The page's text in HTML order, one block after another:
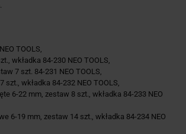
TOOLS,
wkładka 84-230 NEO TOOLS,
7 szt. 84-231 NEO TOOLS,
szt., wkładka 84-232 NEO TOOLS,
6-22 mm, zestaw 8 szt., wkładka 84-233 NEO
6-19 mm, zestaw 14 szt., wkładka 84-234 NEO